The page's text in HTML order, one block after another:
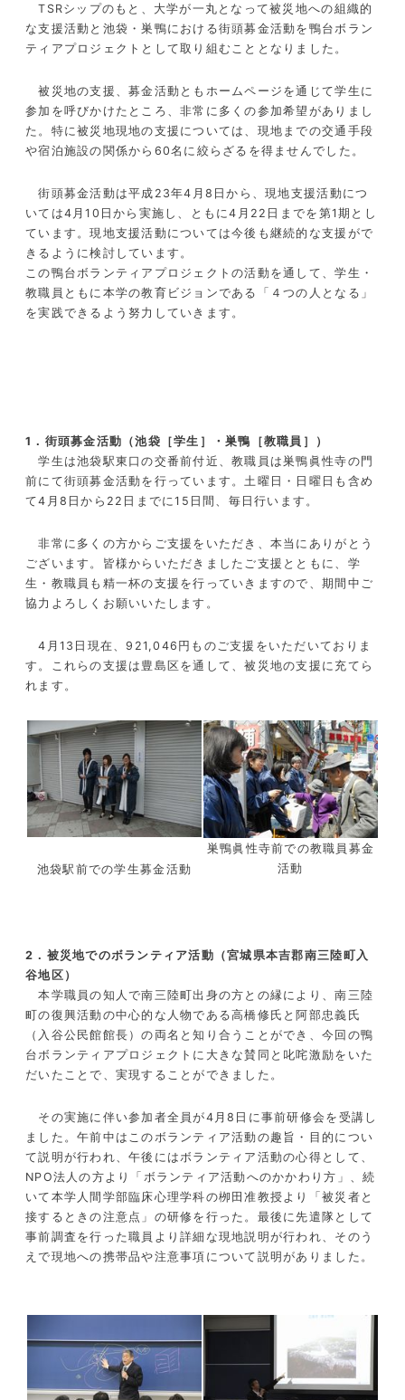
TSRシップのもと、大学が一丸となって被災地への組織的
な支援活動と池袋・巣鴨における街頭募金活動を鴨台ボラン
ティアプロジェクトとして取り組むこととなりました。
被災地の支援、募金活動ともホームページを通じて学生に
参加を呼びかけたところ、非常に多くの参加希望がありまし
た。特に被災地現地の支援については、現地までの交通手段
や宿泊施設の関係から60名に絞らざるを得ませんでした。
街頭募金活動は平成23年4月8日から、現地支援活動につ
いては4月10日から実施し、ともに4月22日までを第1期とし
ています。現地支援活動については今後も継続的な支援がで
きるように検討しています。
この鴨台ボランティアプロジェクトの活動を通して、学生・
教職員ともに本学の教育ビジョンである「４つの人となる」
を実践できるよう努力していきます。
1．街頭募金活動（池袋［学生］・巣鴨［教職員］）
学生は池袋駅東口の交番前付近、教職員は巣鴨眞性寺の門
前にて街頭募金活動を行っています。土曜日・日曜日も含め
て4月8日から22日までに15日間、毎日行います。
非常に多くの方からご支援をいただき、本当にありがとう
ございます。皆様からいただきましたご支援とともに、学
生・教職員も精一杯の支援を行っていきますので、期間中ご
協力よろしくお願いいたします。
4月13日現在、921,046円ものご支援をいただいておりま
す。これらの支援は豊島区を通して、被災地の支援に充てら
れます。
池袋駅前での学生募金活動
巣鴨眞性寺前での教職員募金
活動
2．被災地でのボランティア活動（宮城県本吉郡南三陸町入
谷地区）
本学職員の知人で南三陸町出身の方との縁により、南三陸
町の復興活動の中心的な人物である高橋修氏と阿部忠義氏
（入谷公民館館長）の両名と知り合うことができ、今回の鴨
台ボランティアプロジェクトに大きな賛同と叱咤激励をいた
だいたことで、実現することができました。
その実施に伴い参加者全員が4月8日に事前研修会を受講し
ました。午前中はこのボランティア活動の趣旨・目的につい
て説明が行われ、午後にはボランティア活動の心得として、
NPO法人の方より「ボランティア活動へのかかわり方」、続
いて本学人間学部臨床心理学科の栁田准教授より「被災者と
接するときの注意点」の研修を行った。最後に先遣隊として
事前調査を行った職員より詳細な現地説明が行われ、そのう
えで現地への携帯品や注意事項について説明がありました。